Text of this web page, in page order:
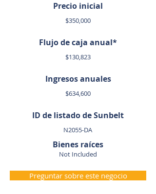
Precio inicial
$350,000
Flujo de caja anual*
$130,823
Ingresos anuales
$634,600
ID de listado de Sunbelt
N2055-DA
Bienes raíces
Not Included
Preguntar sobre este negocio